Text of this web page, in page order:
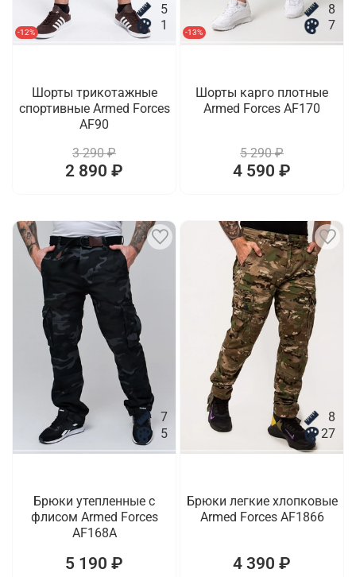
-12%
5
1
Шорты трикотажные
спортивные Armed Forces
AF90
3 290 ₽
2 890 ₽
-13%
8
7
Шорты карго плотные
Armed Forces AF170
5 290 ₽
4 590 ₽
7
5
Брюки утепленные с
флисом Armed Forces
AF168A
5 190 ₽
8
27
Брюки легкие хлопковые
Armed Forces AF1866
4 390 ₽